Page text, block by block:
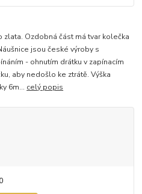
Ozdobná část má tvar kolečka
jsou české výroby s
- ohnutím drátku v zapínacím
aby nedošlo ke ztrátě. Výška
6m... celý popis